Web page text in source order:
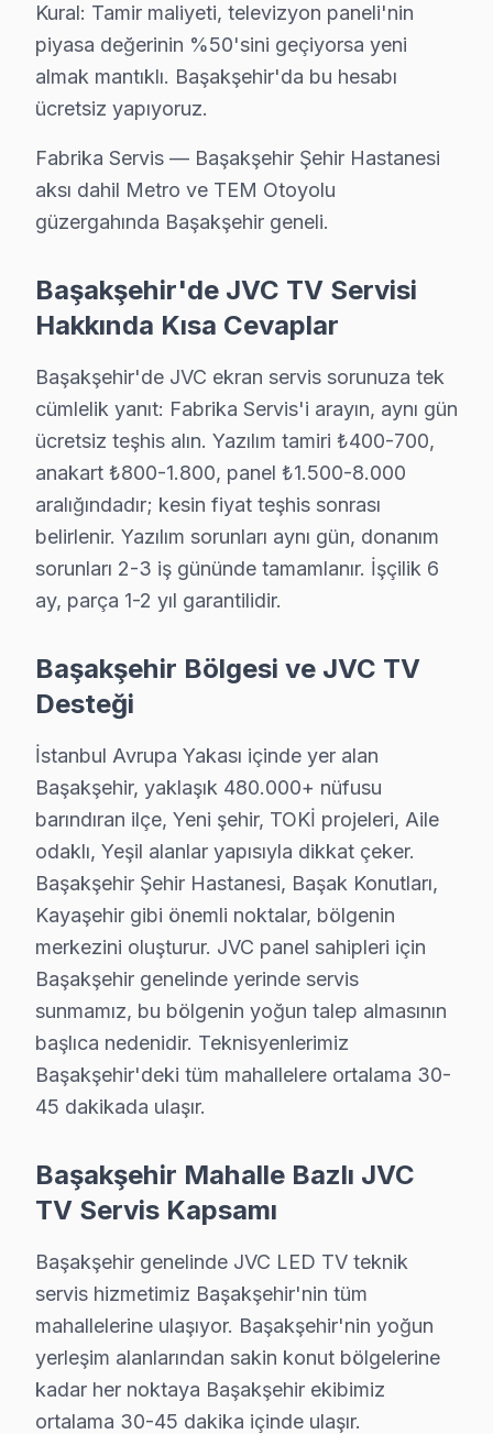
· Ortalama tamir süresi:2–3 iş günü
· Tüm işlemler 2 yıl garantili
↑ JVC Servis Ana Sayfası
Başakşehir Yakın İlçelerde JVC Servisi
· Arnavutköy JVC
· Avcılar JVC
· Bağcılar JVC
· Bahçelievler JVC
· Bakırköy JVC
· Bayrampaşa JVC
· Beşiktaş JVC
· Beylikdüzü JVC
· Başakşehir Sony
· Başakşehir Philips
· Başakşehir Samsung
· Başakşehir LG
· Başakşehir Panasonic
· Başakşehir Toshiba
Başakşehir'de JVC TV Servisi Hakkında
Başakşehir'de JVC ekran servis sorunuza tek
JVC TV Servisi Hakkında
✓ 15+ Yıl Deneyim
✓ Orijinal Yedek Parça
✓ Ücretsiz Arıza Tespiti
Başakşehir'de JVC TV: Kuşaklar Arası
Başakşehir, İstanbul’un hızlı gelişen ve modern bir
Kural: Tamir maliyeti, televizyon paneli'nin
piyasa değerinin %50'sini geçiyorsa yeni
almak mantıklı. Başakşehir'da bu hesabı
ücretsiz yapıyoruz.
Fabrika Servis — Başakşehir Şehir Hastanesi
aksı dahil Metro ve TEM Otoyolu
güzergahında Başakşehir geneli.
Başakşehir'de JVC TV Servisi
Hakkında Kısa Cevaplar
Başakşehir'de JVC ekran servis sorunuza tek
cümlelik yanıt: Fabrika Servis'i arayın, aynı gün
ücretsiz teşhis alın. Yazılım tamiri ₺400-700,
anakart ₺800-1.800, panel ₺1.500-8.000
aralığındadır; kesin fiyat teşhis sonrası
belirlenir. Yazılım sorunları aynı gün, donanım
sorunları 2-3 iş gününde tamamlanır. İşçilik 6
ay, parça 1-2 yıl garantilidir.
Başakşehir Bölgesi ve JVC TV
Desteği
İstanbul Avrupa Yakası içinde yer alan
Başakşehir, yaklaşık 480.000+ nüfusu
barındıran ilçe, Yeni şehir, TOKİ projeleri, Aile
odaklı, Yeşil alanlar yapısıyla dikkat çeker.
Başakşehir Şehir Hastanesi, Başak Konutları,
Kayaşehir gibi önemli noktalar, bölgenin
merkezini oluşturur. JVC panel sahipleri için
Başakşehir genelinde yerinde servis
sunmamız, bu bölgenin yoğun talep almasının
başlıca nedenidir. Teknisyenlerimiz
Başakşehir'deki tüm mahallelere ortalama 30-
45 dakikada ulaşır.
Başakşehir Mahalle Bazlı JVC
TV Servis Kapsamı
Başakşehir genelinde JVC LED TV teknik
servis hizmetimiz Başakşehir'nin tüm
mahallelerine ulaşıyor. Başakşehir'nin yoğun
yerleşim alanlarından sakin konut bölgelerine
kadar her noktaya Başakşehir ekibimiz
ortalama 30-45 dakika içinde ulaşır.